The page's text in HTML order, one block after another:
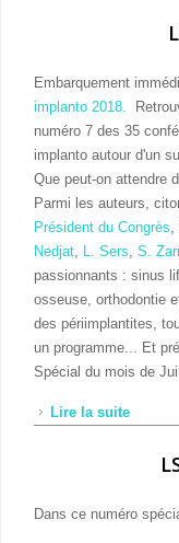
Embarquement
implanto 2018.
numéro 7 des 35
implanto autour d'un
Que peut-on attendre
Parmi les auteurs,
Président du Congrès
Nedjat L. Sers S.
passionnants : sinus
osseuse, orthodontie
des périimplantites,
un programme... Et
Spécial du mois de
Lire la suite
Dans ce numéro